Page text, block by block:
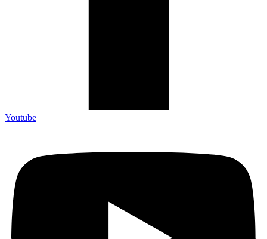
Youtube